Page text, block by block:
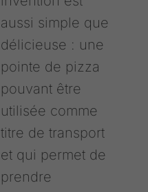
aussi simple que
délicieuse : une
pointe de pizza
pouvant être
utilisée comme
titre de transport
et qui permet de
prendre